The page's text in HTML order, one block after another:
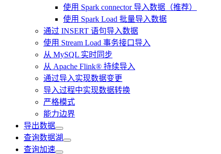
使用 Spark connector 导入数据（推荐）
使用 Spark Load 批量导入数据
通过 INSERT 语句导入数据
使用 Stream Load 事务接口导入
从 MySQL 实时同步
从 Apache Flink® 持续导入
通过导入实现数据变更
导入过程中实现数据转换
严格模式
能力边界
导出数据
查询数据湖
查询加速